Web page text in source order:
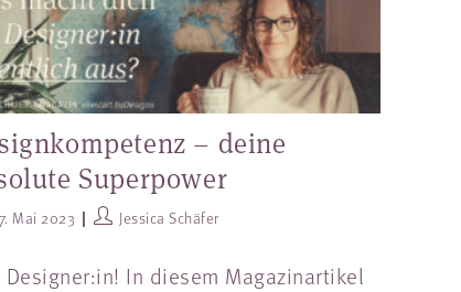
– deine
Superpower
Mai 2023 Jessica Schäfer
Designer:in! In diesem Magazinartikel